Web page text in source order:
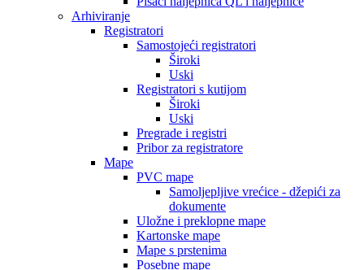
Arhiviranje
Registratori
Samostojeći registratori
Široki
Uski
Registratori s kutijom
Široki
Uski
Pregrade i registri
Pribor za registratore
Mape
PVC mape
Samoljepljive vrećice - džepići za
dokumente
Uložne i preklopne mape
Kartonske mape
Mape s prstenima
Posebne mape